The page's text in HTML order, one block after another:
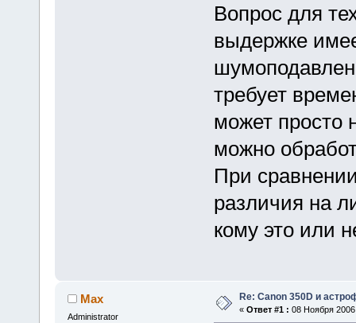
Вопрос для
выдержке
требует
может просто
можно
При
различия на
кому это или
Max
Administrator
Re: Canon 350D и
« Ответ #1 : 08 Ноября